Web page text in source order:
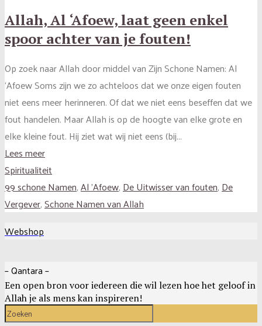
Allah, Al ‘Afoew, laat geen enkel
spoor achter van je fouten!
Op zoek naar Allah door middel van Zijn Schone Namen: Al
‘Afoew Soms zijn we zo achteloos dat we onze eigen fouten
niet eens meer herinneren. Of dat we niet eens beseffen dat we
fout handelen. Maar Allah is op de hoogte van elke grote en
elke kleine fout. Hij ziet wat wij niet eens (bij...
Lees meer
Spiritualiteit
99 schone Namen,Al 'Afoew,De Uitwisser van fouten,De
Vergever,Schone Namen van Allah
Webshop
– Qantara –
Een open bron voor iedereen die wil lezen hoe het geloof in
Allah je als mens kan inspireren!